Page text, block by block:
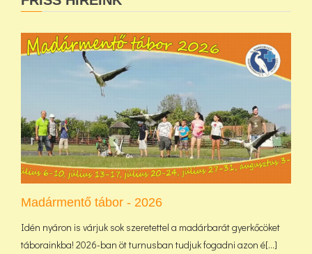
Madármentő tábor - 2026
Idén nyáron is várjuk sok szeretettel a madárbarát gyerkőcöket
táborainkba! 2026-ban öt turnusban tudjuk fogadni azon é[...]